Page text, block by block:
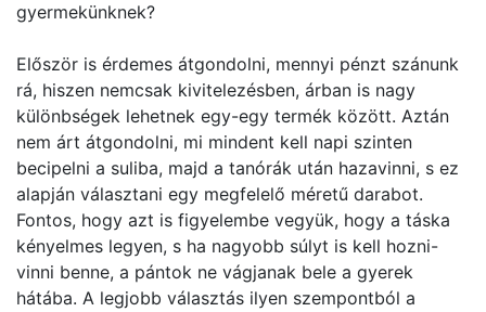
gyermekünknek?
Először is érdemes átgondolni, mennyi pénzt szánunk
rá, hiszen nemcsak kivitelezésben, árban is nagy
különbségek lehetnek egy-egy termék között. Aztán
nem árt átgondolni, mi mindent kell napi szinten
becipelni a suliba, majd a tanórák után hazavinni, s ez
alapján választani egy megfelelő méretű darabot.
Fontos, hogy azt is figyelembe vegyük, hogy a táska
kényelmes legyen, s ha nagyobb súlyt is kell hozni-
vinni benne, a pántok ne vágjanak bele a gyerek
hátába. A legjobb választás ilyen szempontból a